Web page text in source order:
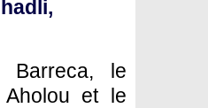
Barreca, le
Aholou et le